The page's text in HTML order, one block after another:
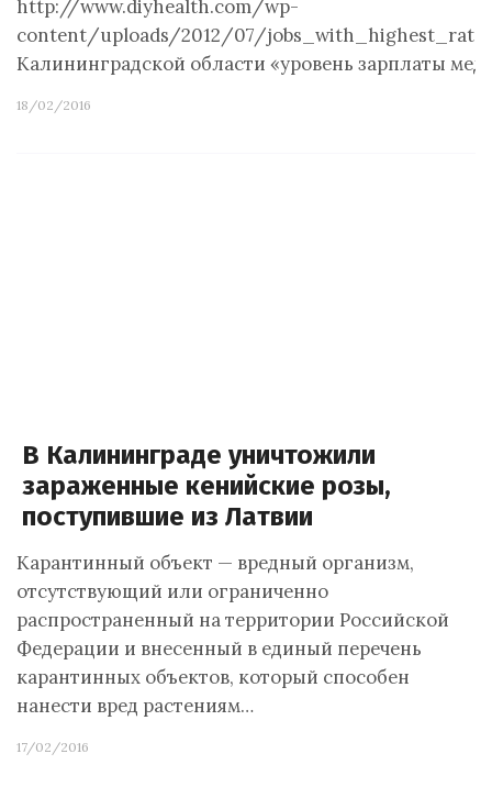
http://www.diyhealth.com/wp-
content/uploads/2012/07/
Калининградской области «уровень зарплаты
18/02/2016
В Калининграде уничтожили
зараженные кенийские розы,
поступившие из Латвии
Карантинный объект — вредный организм,
отсутствующий или ограниченно
распространенный на территории Российской
Федерации и внесенный в единый перечень
карантинных объектов, который способен
нанести вред растениям…
17/02/2016